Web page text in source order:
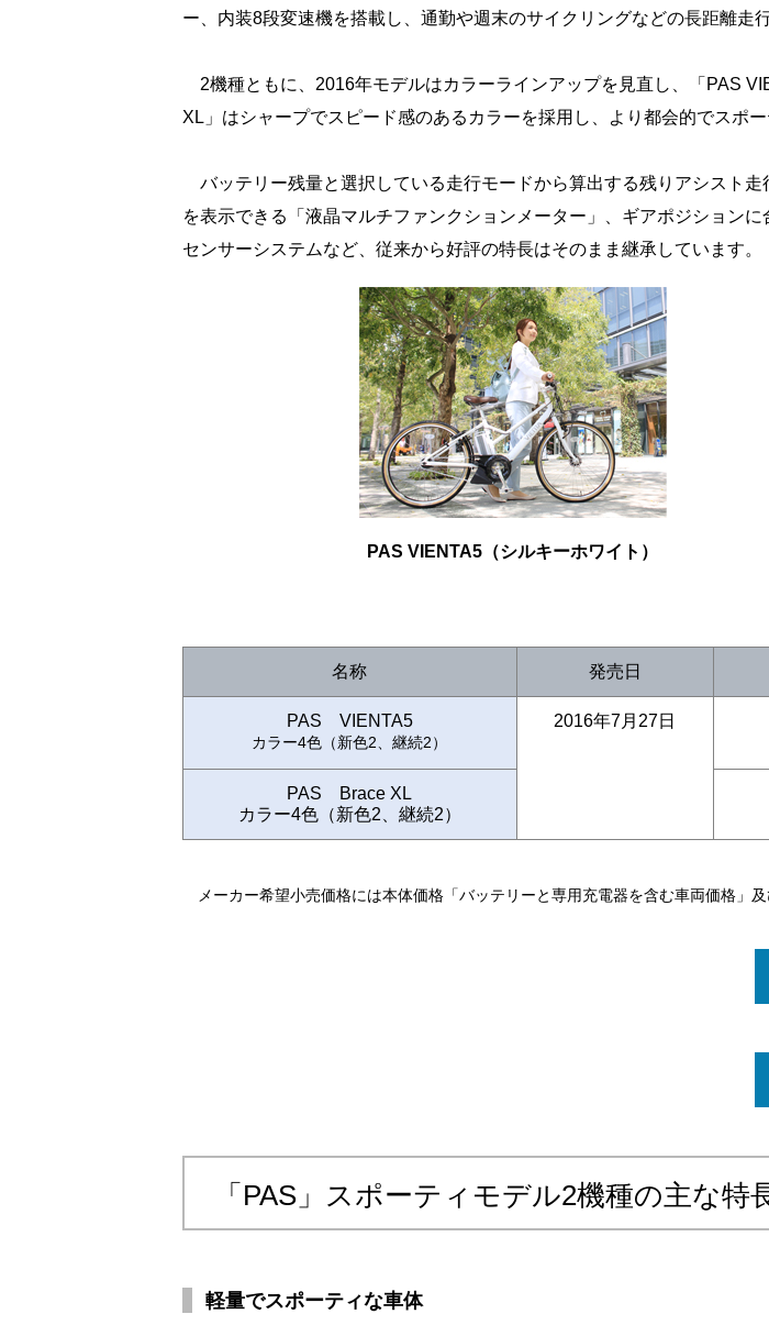
ー、内装8段変速機を搭載し、通勤や週末のサイクリングなどの長距離走
2機種ともに、2016年モデルはカラーラインアップを見直し、「PAS
XL」はシャープでスピード感のあるカラーを採用し、より都会的でスポ
バッテリー残量と選択している走行モードから算出する残りアシスト
を表示できる「液晶マルチファンクションメーター」、ギアポジション
センサーシステムなど、従来から好評の特長はそのまま継承しています。
PAS VIENTA5（シルキーホワイト）
名称 発売日
PAS VIENTA5
カラー4色（新色2、継続2）
2016年7月27日
PAS Brace XL
カラー4色（新色2、継続2）
メーカー希望小売価格には本体価格「バッテリーと専用充電器を含む車両価格」及
「PAS」スポーティモデル2機種の主な特
軽量でスポーティな車体